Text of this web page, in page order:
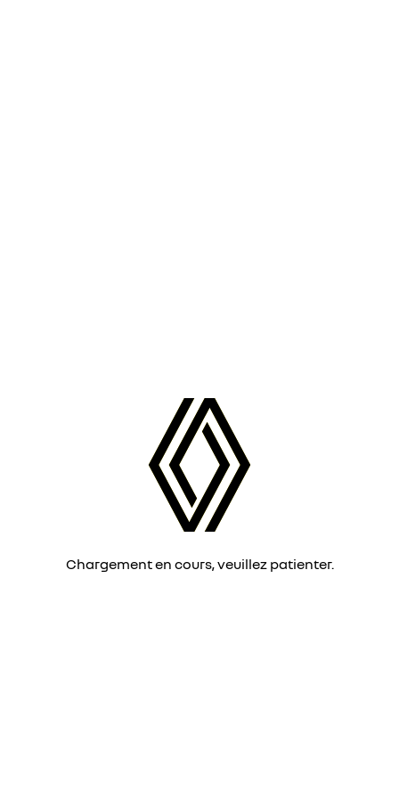
Chargement en cours, veuillez patienter.